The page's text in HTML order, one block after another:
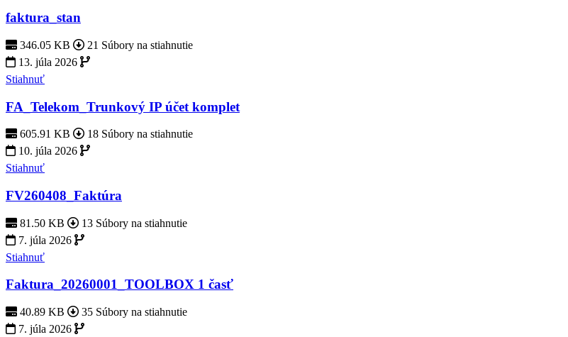
faktura_stan
346.05 KB
21 Súbory na stiahnutie
13. júla 2026
Stiahnuť
FA_Telekom_Trunkový IP účet komplet
605.91 KB
18 Súbory na stiahnutie
10. júla 2026
Stiahnuť
FV260408_Faktúra
81.50 KB
13 Súbory na stiahnutie
7. júla 2026
Stiahnuť
Faktura_20260001_TOOLBOX 1 časť
40.89 KB
35 Súbory na stiahnutie
7. júla 2026